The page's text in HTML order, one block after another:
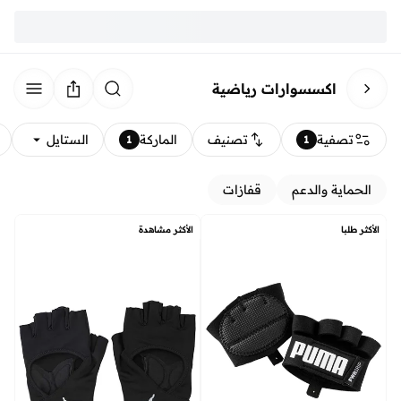
اكسسوارات رياضية
تصفية 1 تصنيف الماركة 1 الستايل
الحماية والدعم قفازات
الأكثر طلبا الأكثر مشاهدة